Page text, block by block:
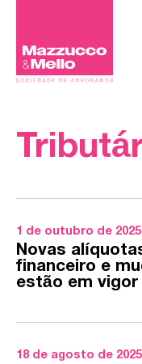
1 de outubro de 2025
Novas
financeiro e
estão em vigor
18 de agosto de 2025